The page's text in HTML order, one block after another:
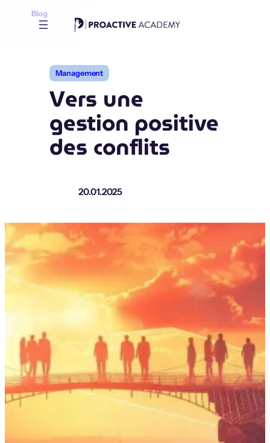
Blog
Management
Vers une
gestion positive
des conflits
20.01.2025